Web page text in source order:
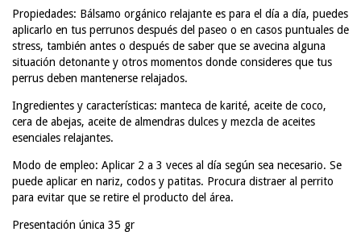
Propiedades: Bálsamo orgánico relajante es para el día a día, puedes
aplicarlo en tus perrunos después del paseo o en casos puntuales de
stress, también antes o después de saber que se avecina alguna
situación detonante y otros momentos donde consideres que tus
perrus deben mantenerse relajados.
Ingredientes y características: manteca de karité, aceite de coco,
cera de abejas, aceite de almendras dulces y mezcla de aceites
esenciales relajantes.
Modo de empleo: Aplicar 2 a 3 veces al día según sea necesario. Se
puede aplicar en nariz, codos y patitas. Procura distraer al perrito
para evitar que se retire el producto del área.
Presentación única 35 gr